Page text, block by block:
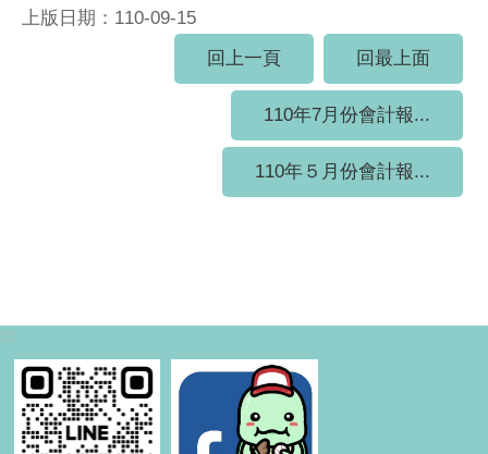
上版日期：110-09-15
回上一頁
回最上面
110年7月份會計報...
110年５月份會計報...
:::